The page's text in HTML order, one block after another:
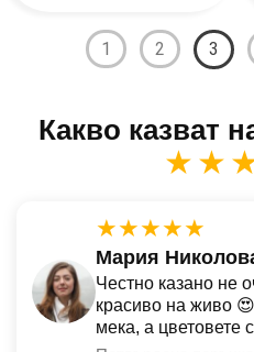
1 2 3
Какво казват
★★★★★
Мария
Честно казано не
красиво на живо
мека, а цветовете